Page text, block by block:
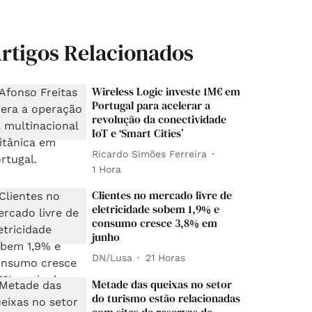
Relacionados
Wireless Logic investe 1M€ em
Portugal para acelerar a
revolução da conectividade
IoT e ‘Smart Cities’
Ricardo Simões Ferreira
1 Hora
Clientes no mercado livre de
eletricidade sobem 1,9% e
consumo cresce 3,8% em
junho
DN/Lusa 21 Horas
Metade das queixas no setor
do turismo estão relacionadas